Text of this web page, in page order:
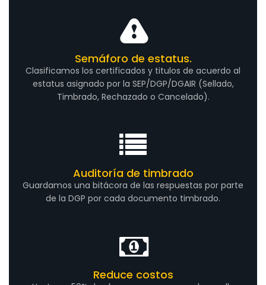
Semáforo de estatus.
Clasificamos los certificados y titulos de acuerdo al
estatus asignado por la SEP/DGP/DGAIR (Sellado,
Timbrado, Rechazado o Cancelado).
Auditoría de timbrado
Guardamos una bitácora de las respuestas por parte
de la DGP por cada documento timbrado.
Reduce costos